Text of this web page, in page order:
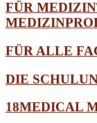
FÜR
FÜR ALLE
DIE
18MEDICAL